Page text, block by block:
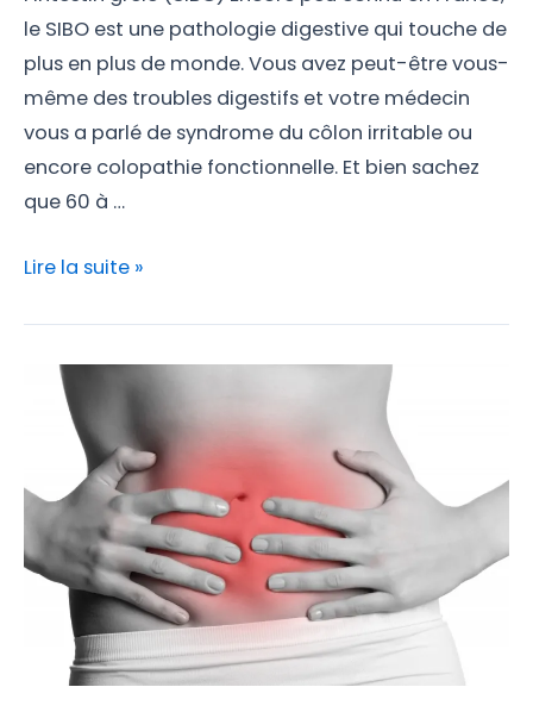
le SIBO est une pathologie digestive qui touche de
plus en plus de monde. Vous avez peut-être vous-
même des troubles digestifs et votre médecin
vous a parlé de syndrome du côlon irritable ou
encore colopathie fonctionnelle. Et bien sachez
que 60 à …
Lire la suite »